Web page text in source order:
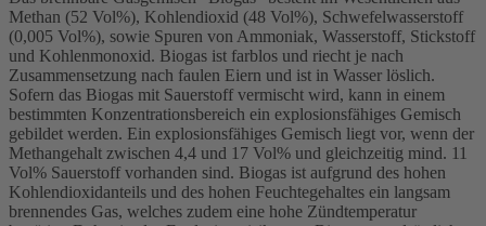
Methan (52 Vol%), Kohlendioxid (48 Vol%), Schwefelwasserstoff
(0,005 Vol%), sowie Spuren von Ammoniak, Wasserstoff, Stickstoff
und Kohlenmonoxid. Biogas ist farblos und riecht je nach
Zusammensetzung nach faulen Eiern und ist in Wasser löslich.
Sofern das Biogas mit Sauerstoff vermischt wird, kann in einem
bestimmten Konzentrationsbereich ein explosionsfähiges Gemisch
gebildet werden. Ein explosionsfähiges Gemisch liegt vor, wenn der
Methangehalt zwischen 4,4 und 17 Vol% und gleichzeitig mind. 11
Vol% Sauerstoff vorhanden sind. Biogas ist aufgrund des hohen
Kohlendioxidanteils und des hohen Feuchtegehaltes ein langsam
brennendes Gas, welches zudem eine hohe Zündtemperatur